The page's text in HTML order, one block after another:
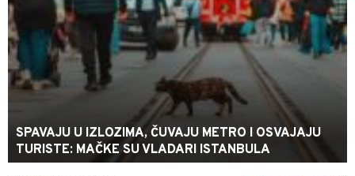
SPAVAJU U IZLOZIMA, ČUVAJU METRO I OSVAJAJU
TURISTE: MAČKE SU VLADARI ISTANBULA